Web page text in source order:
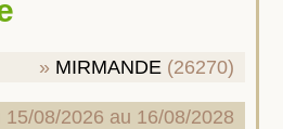
MIRMANDE (26270)
15/08/2026 au 16/08/2028